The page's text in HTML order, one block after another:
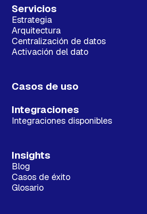
Servicios
Estrategia
Arquitectura
Centralización de datos
Activación del dato
Casos de uso
Integraciones
Integraciones disponibles
Insights
Blog
Casos de éxito
Glosario